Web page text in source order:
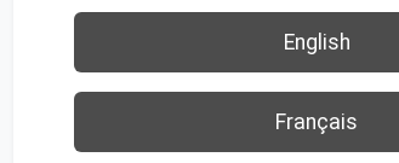
English
Français